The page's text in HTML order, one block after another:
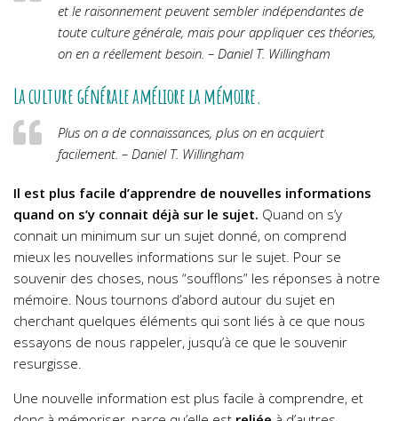
et le raisonnement peuvent sembler indépendantes de
toute culture générale, mais pour appliquer ces théories,
on en a réellement besoin. – Daniel T. Willingham
La culture générale améliore la mémoire.
Plus on a de connaissances, plus on en acquiert
facilement. – Daniel T. Willingham
Il est plus facile d’apprendre de nouvelles informations
quand on s’y connait déjà sur le sujet. Quand on s’y
connait un minimum sur un sujet donné, on comprend
mieux les nouvelles informations sur le sujet. Pour se
souvenir des choses, nous “soufflons” les réponses à notre
mémoire. Nous tournons d’abord autour du sujet en
cherchant quelques éléments qui sont liés à ce que nous
essayons de nous rappeler, jusqu’à ce que le souvenir
resurgisse.
Une nouvelle information est plus facile à comprendre, et